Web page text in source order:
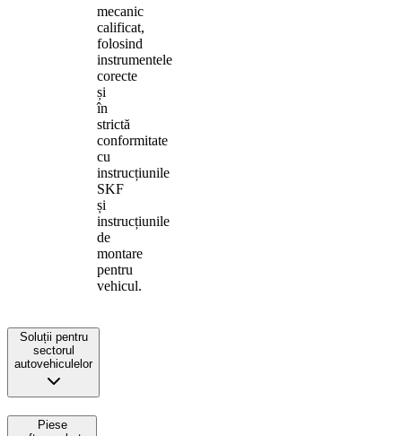
mecanic
calificat,
folosind
instrumentele
corecte
și
în
strictă
conformitate
cu
instrucțiunile
SKF
și
instrucțiunile
de
montare
pentru
vehicul.
Soluții pentru
sectorul
autovehiculelor
Piese